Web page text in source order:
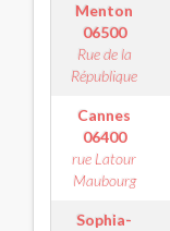
Menton
06500
Rue de la
République
Cannes
06400
rue Latour
Maubourg
Sophia-